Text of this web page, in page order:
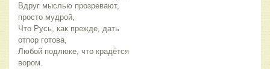
Вдруг мыслью прозревают,
просто мудрой,
Что Русь, как прежде, дать
отпор готова,
Любой подлюке, что крадётся
вором.